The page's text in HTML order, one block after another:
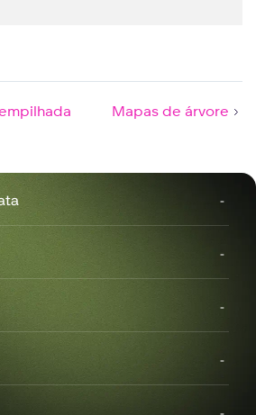
Mapas de árvore